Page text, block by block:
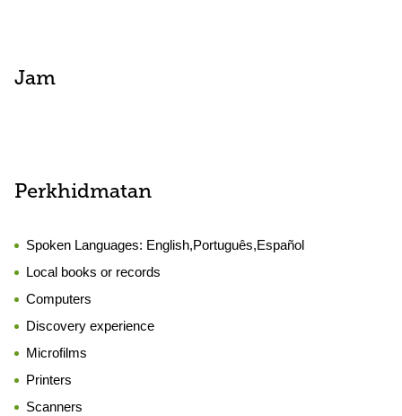
Jam
Perkhidmatan
Spoken Languages: English,Português,Español
Local books or records
Computers
Discovery experience
Microfilms
Printers
Scanners